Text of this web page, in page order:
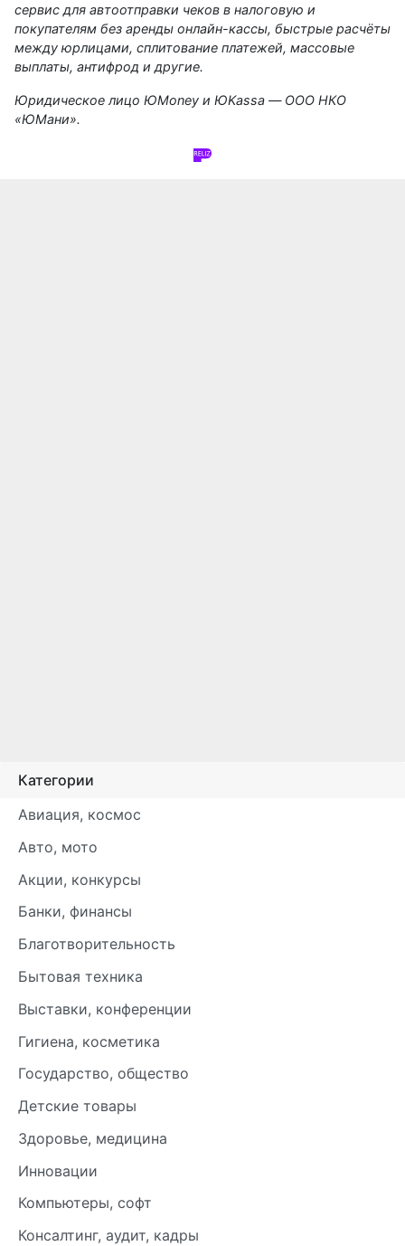
сервис для автоотправки чеков в налоговую и
покупателям без аренды онлайн-кассы, быстрые расчёты
между юрлицами, сплитование платежей, массовые
выплаты, антифрод и другие.
Юридическое лицо ЮMoney и ЮKassa — ООО НКО
«ЮМани».
Категории
Авиация, космос
Авто, мото
Акции, конкурсы
Банки, финансы
Благотворительность
Бытовая техника
Выставки, конференции
Гигиена, косметика
Государство, общество
Детские товары
Здоровье, медицина
Инновации
Компьютеры, софт
Консалтинг, аудит, кадры